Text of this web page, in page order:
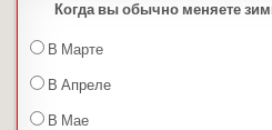
Когда вы обычно меняете
В Марте
В Апреле
В Мае